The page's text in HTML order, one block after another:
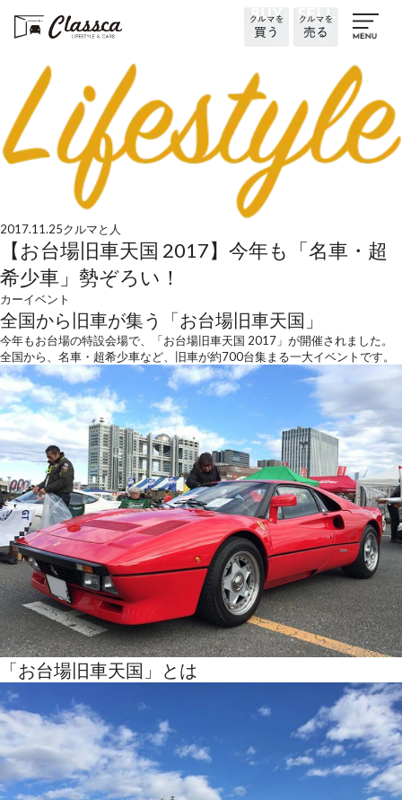
2017.11.25クルマと人
【お台場旧車天国 2017】今年も「名車・超
希少車」勢ぞろい！
カーイベント
全国から旧車が集う「お台場旧車天国」
今年もお台場の特設会場で、「お台場旧車天国 2017」が開催されました。
全国から、名車・超希少車など、旧車が約700台集まる一大イベントです。
「お台場旧車天国」とは